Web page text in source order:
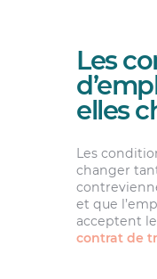
Les
elles
Les
changer
et que
acceptent
contrat de